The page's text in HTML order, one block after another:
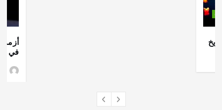
أزمة
في